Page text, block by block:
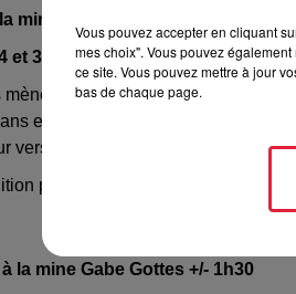
mine Saint-Louis Eisenthür +/-
et 3, 5 janvier 2025
à l’entrée de la mine Saint-
et laissez-vous gagner par la
vers le temps présent.
physique recommandée.
la mine Gabe Gottes +/- 1h30
Vous pouvez accepter en cliquant
mes choix". Vous pouvez
ce site. Vous pouvez mettre à jour
bas de chaque page.